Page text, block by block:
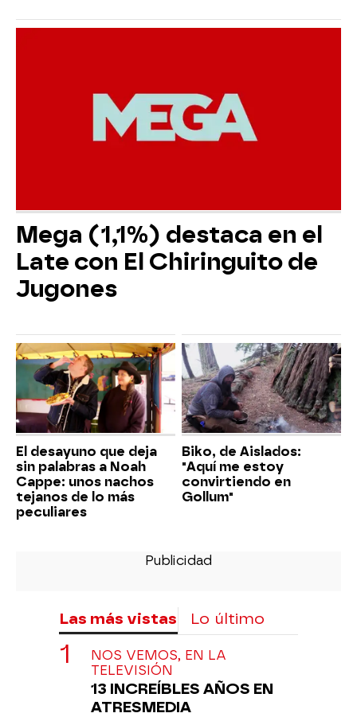
Mega (1,1%) destaca en el
Late con El Chiringuito de
Jugones
El desayuno que deja
sin palabras a Noah
Cappe: unos nachos
tejanos de lo más
peculiares
Biko, de Aislados:
"Aquí me estoy
convirtiendo en
Gollum"
Las más vistas Lo último
NOS VEMOS, EN LA
TELEVISIÓN
13 INCREÍBLES AÑOS EN
ATRESMEDIA